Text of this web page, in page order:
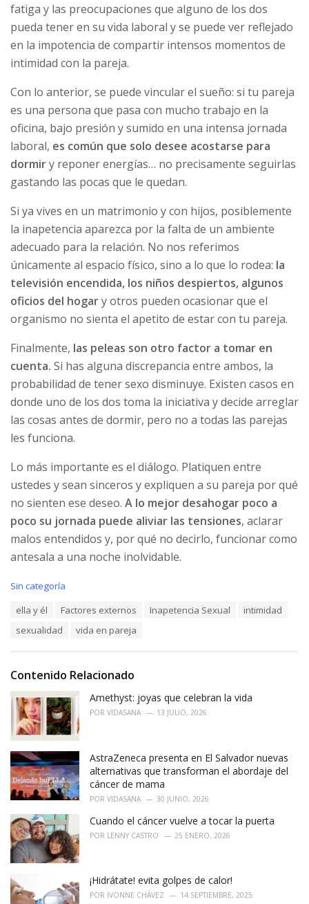
fatiga y las preocupaciones que alguno de los dos
pueda tener en su vida laboral y se puede ver reflejado
en la impotencia de compartir intensos momentos de
intimidad con la pareja.
Con lo anterior, se puede vincular el sueño: si tu pareja
es una persona que pasa con mucho trabajo en la
oficina, bajo presión y sumido en una intensa jornada
laboral, es común que solo desee acostarse para
dormiry reponer energías… no precisamente seguirlas
gastando las pocas que le quedan.
Si ya vives en un matrimonio y con hijos, posiblemente
la inapetencia aparezca por la falta de un ambiente
adecuado para la relación. No nos referimos
únicamente al espacio físico, sino a lo que lo rodea: la
televisión encendida, los niños despiertos, algunos
oficios del hogary otros pueden ocasionar que el
organismo no sienta el apetito de estar con tu pareja.
Finalmente, las peleas son otro factor a tomar en
cuenta. Si has alguna discrepancia entre ambos, la
probabilidad de tener sexo disminuye. Existen casos en
donde uno de los dos toma la iniciativa y decide arreglar
las cosas antes de dormir, pero no a todas las parejas
les funciona.
Lo más importante es el diálogo. Platiquen entre
ustedes y sean sinceros y expliquen a su pareja por qué
no sienten ese deseo. A lo mejor desahogar poco a
poco su jornada puede aliviar las tensiones, aclarar
malos entendidos y, por qué no decirlo, funcionar como
antesala a una noche inolvidable.
C
i
s
Sin categoría
ella y él Factores externos Inapetencia Sexual
intimidad
sexualidad
vida en pareja
Contenido Relacionado
Amethyst: joyas que celebran la vida
POR VIDASANA 13 JULIO, 2026
AstraZeneca presenta en El Salvador nuevas
alternativas que transforman el abordaje del
cáncer de mama
POR VIDASANA 30 JUNIO, 2026
Cuando el cáncer vuelve a tocar la puerta
POR LENNY CASTRO 25 ENERO, 2026
¡Hidrátate! evita golpes de calor!
POR IVONNE CHÁVEZ 14 SEPTIEMBRE, 2025